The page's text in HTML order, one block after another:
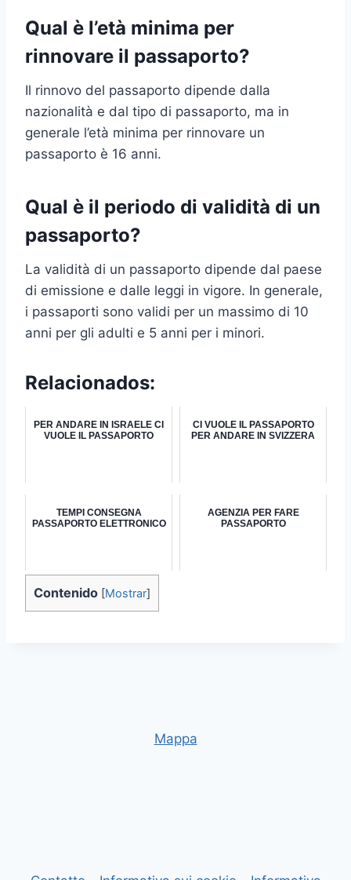
Qual è l’età minima per
rinnovare il passaporto?
Il rinnovo del passaporto dipende dalla
nazionalità e dal tipo di passaporto, ma in
generale l’età minima per rinnovare un
passaporto è 16 anni.
Qual è il periodo di validità di un
passaporto?
La validità di un passaporto dipende dal paese
di emissione e dalle leggi in vigore. In generale,
i passaporti sono validi per un massimo di 10
anni per gli adulti e 5 anni per i minori.
Relacionados:
PER ANDARE IN ISRAELE CI
VUOLE IL PASSAPORTO
CI VUOLE IL PASSAPORTO
PER ANDARE IN SVIZZERA
TEMPI CONSEGNA
PASSAPORTO ELETTRONICO
AGENZIA PER FARE
PASSAPORTO
Contenido [Mostrar]
Mappa